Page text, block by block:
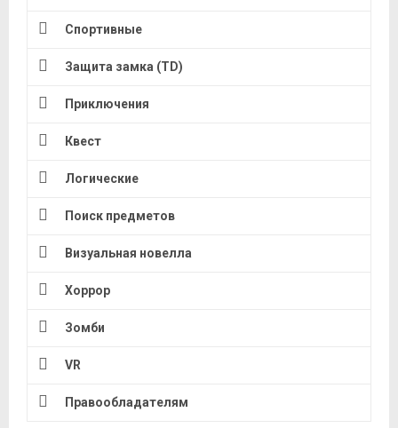
Спортивные
Защита замка (TD)
Приключения
Квест
Логические
Поиск предметов
Визуальная новелла
Хоррор
Зомби
VR
Правообладателям